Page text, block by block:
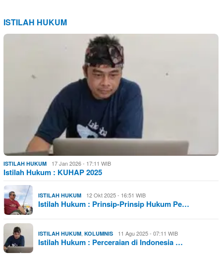
ISTILAH HUKUM
ISTILAH HUKUM 17 Jan 2026 - 17:11 WIB
Istilah Hukum : KUHAP 2025
ISTILAH HUKUM 12 Okt 2025 - 16:51 WIB
Istilah Hukum : Prinsip-Prinsip Hukum Pe…
ISTILAH HUKUM KOLUMNIS 11 Agu 2025 - 07:11 WIB
Istilah Hukum : Perceraian di Indonesia …